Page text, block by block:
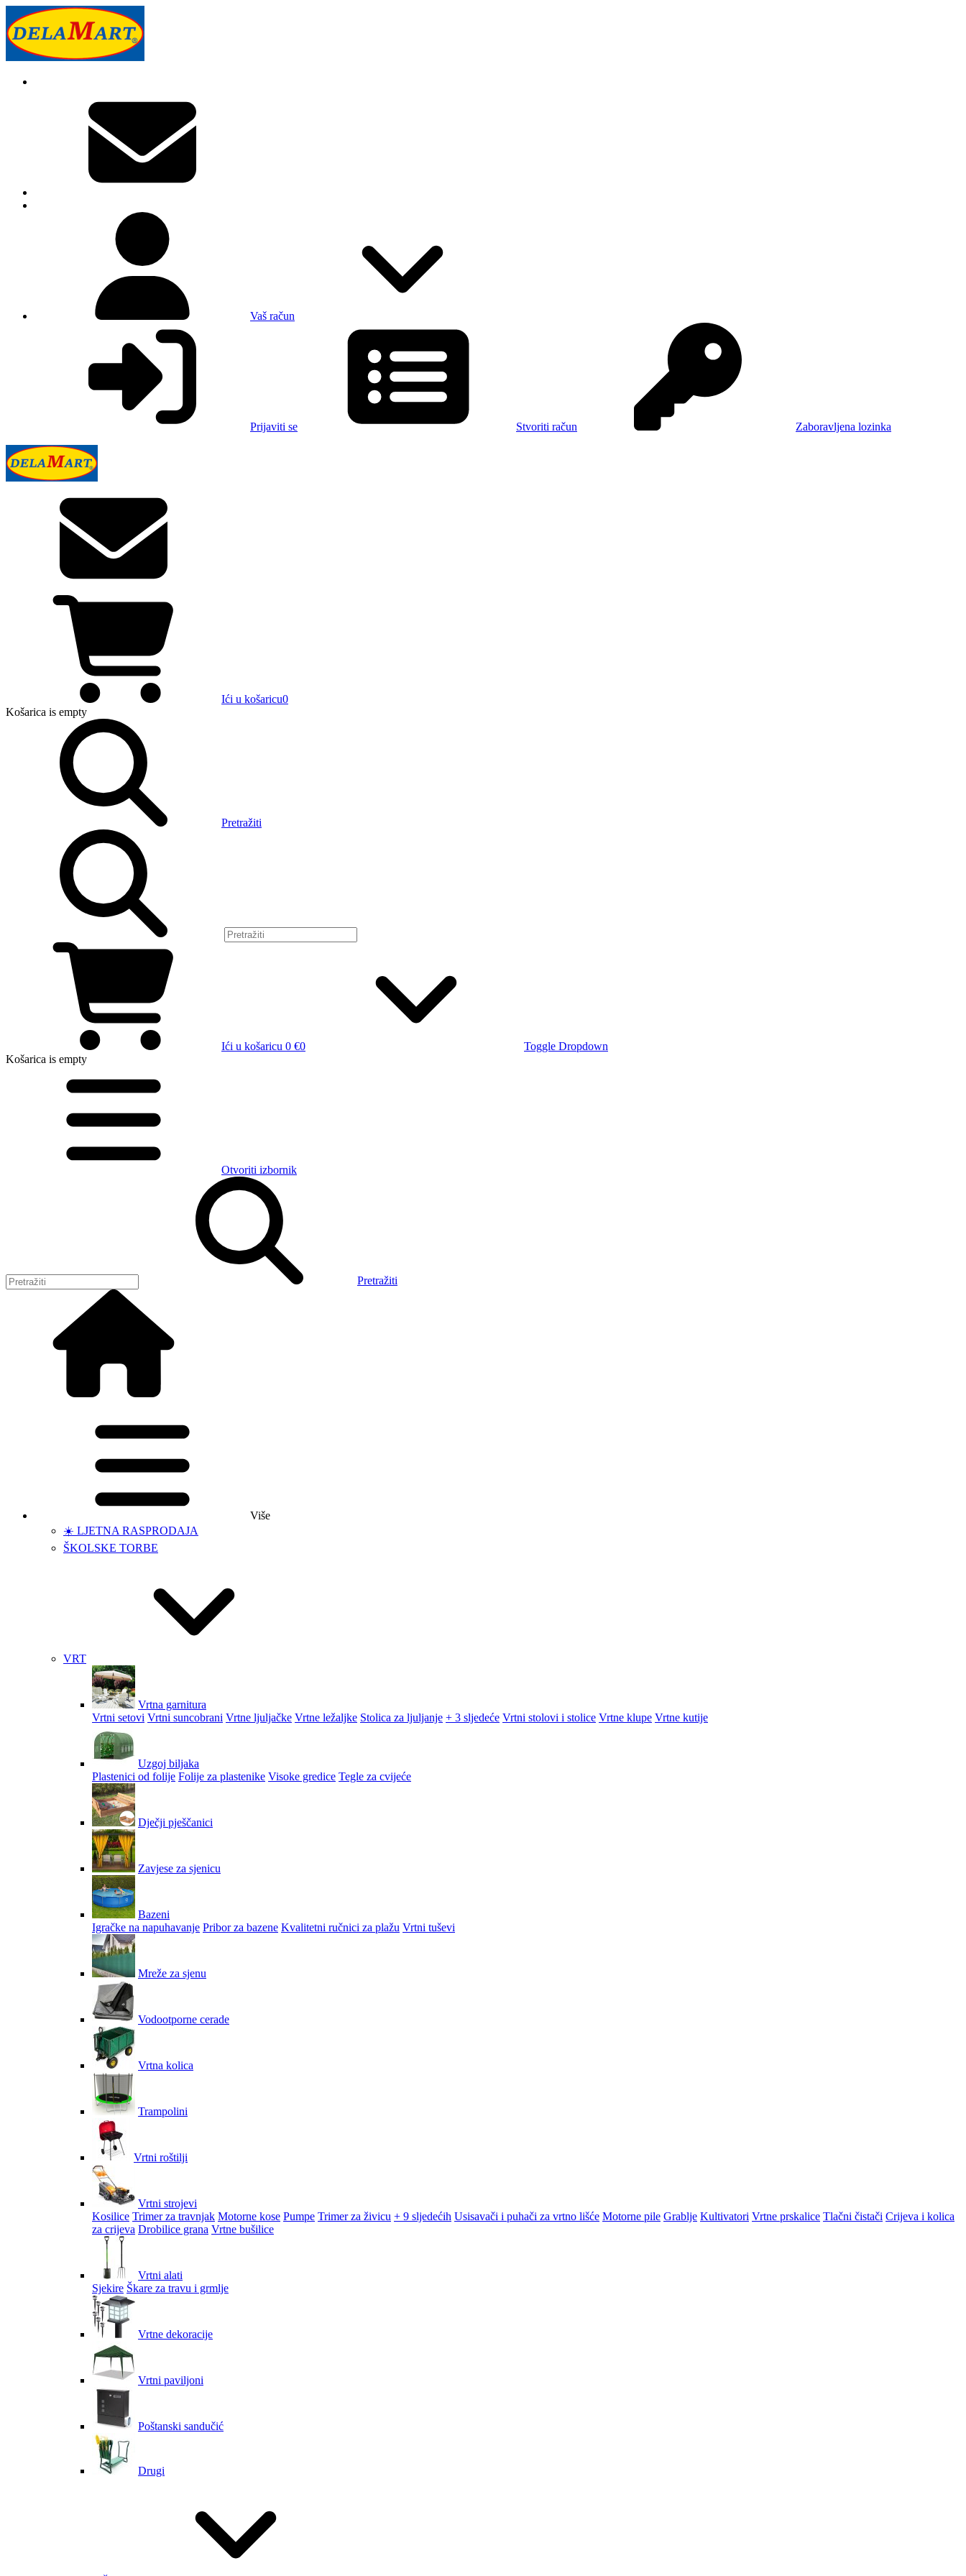
Vaš račun
Prijaviti se Stvoriti račun Zaboravljena lozinka
Ići u košaricu0
Košarica is empty
Pretražiti
Ići u košaricu 0 €0
Toggle Dropdown
Košarica is empty
Otvoriti izbornik
Pretražiti
Više
☀️ LJETNA RASPRODAJA
ŠKOLSKE TORBE
VRT
Vrtna garnitura
Vrtni setovi Vrtni suncobrani Vrtne ljuljačke Vrtne ležaljke Stolica za ljuljanje + 3 sljedeće Vrtni stolovi i stolice Vrtne klupe Vrtne kutije
Uzgoj biljaka
Plastenici od folije Folije za plastenike Visoke gredice Tegle za cvijeće
Dječji pješčanici
Zavjese za sjenicu
Bazeni
Igračke na napuhavanje Pribor za bazene Kvalitetni ručnici za plažu Vrtni tuševi
Mreže za sjenu
Vodootporne cerade
Vrtna kolica
Trampolini
Vrtni roštilji
Vrtni strojevi
Kosilice Trimer za travnjak Motorne kose Pumpe Trimer za živicu + 9 sljedećih Usisavači i puhači za vrtno lišće Motorne pile Grablje Kultivatori Vrtne prskalice Tlačni čistači Crijeva i kolica
za crijeva Drobilice grana Vrtne bušilice
Vrtni alati
Sjekire Škare za travu i grmlje
Vrtne dekoracije
Vrtni paviljoni
Poštanski sandučić
Drugi